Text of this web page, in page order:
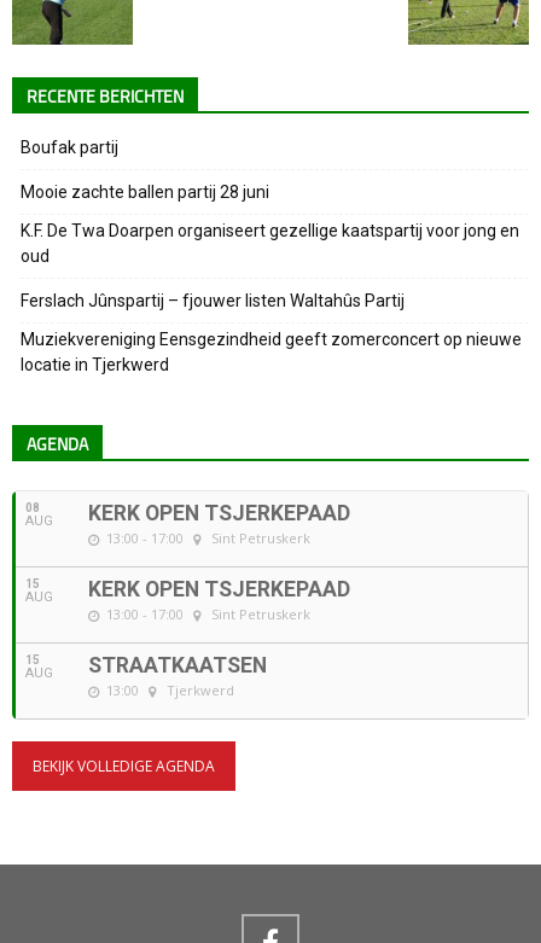
RECENTE BERICHTEN
Boufak partij
Mooie zachte ballen partij 28 juni
K.F. De Twa Doarpen organiseert gezellige kaatspartij voor jong en
oud
Ferslach Jûnspartij – fjouwer listen Waltahûs Partij
Muziekvereniging Eensgezindheid geeft zomerconcert op nieuwe
locatie in Tjerkwerd
AGENDA
08
AUG KERK OPEN TSJERKEPAAD
13:00 - 17:00 Sint Petruskerk
15
AUG KERK OPEN TSJERKEPAAD
13:00 - 17:00 Sint Petruskerk
15
AUG STRAATKAATSEN
13:00 Tjerkwerd
BEKIJK VOLLEDIGE AGENDA